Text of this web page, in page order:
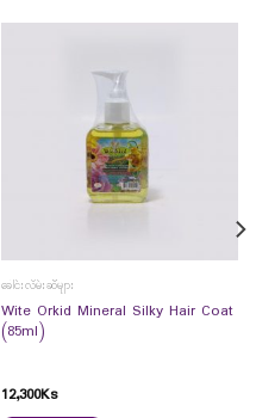
ခေါင်းလိမ်းဆီများ
Wite Orkid Mineral Silky Hair Coat
(85ml)
12,300Ks